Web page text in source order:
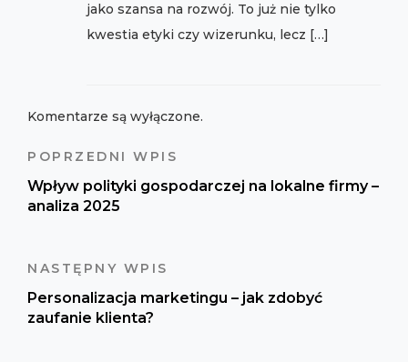
jako szansa na rozwój. To już nie tylko
kwestia etyki czy wizerunku, lecz […]
Komentarze są wyłączone.
POPRZEDNI WPIS
Wpływ polityki gospodarczej na lokalne firmy –
analiza 2025
NASTĘPNY WPIS
Personalizacja marketingu – jak zdobyć
zaufanie klienta?